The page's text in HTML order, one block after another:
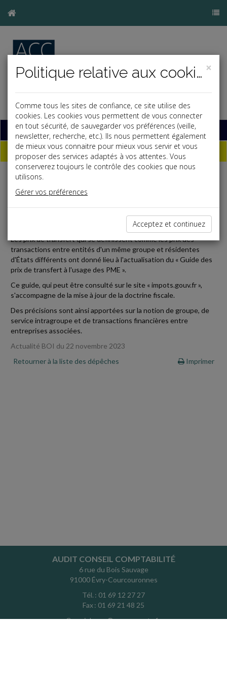
Base documentaire
Dépêches
Fiscal TPE
Les prix de transfert qui se définissent comme les prix des
transactions entre entités d'un même groupe et résidentes
d'États différents ont donné lieu à l'actualisation du « Guide des
prix de transfert à l'usage des PME ».
Ce guide, qui peut être consulté sur le site « impots.gouv.fr »,
s'accompagne de la mise à jour de la doctrine fiscale.
Des précisions sont ainsi apportées sur la notion de groupe, de
service intragroupe et de transactions financières entre
entreprises associées.
Actualité BOI du 22 novembre 2023
Retourner à la liste des dépêches
Imprimer
AUDIT CONSEIL COMPTABILITÉ
6 rue du Bois Sauvage
91000 Évry-Courcouronnes
Tél. : 01 69 12 27 27
Fax : 01 69 21 48 25
Courriel :acc@acc-experts.fr
×
Politique relative aux cookies
Comme tous les sites de confiance, ce site utilise des
cookies. Les cookies vous permettent de vous connecter
en tout sécurité, de sauvegarder vos préférences (veille,
newsletter, recherche, etc.). Ils nous permettent également
de mieux vous connaitre pour mieux vous servir et vous
proposer des services adaptés à vos attentes. Vous
conserverez toujours le contrôle des cookies que nous
utilisons.
Gérer vos préférences
Acceptez et continuez